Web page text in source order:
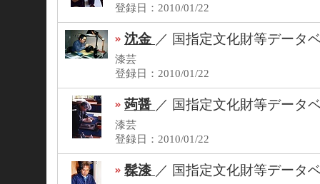
登録日：2010/01/22
沈金 ／ 国指定文化財等データ
漆芸
登録日：2010/01/22
蒟醤 ／ 国指定文化財等データ
漆芸
登録日：2010/01/22
髹漆 ／ 国指定文化財等データ